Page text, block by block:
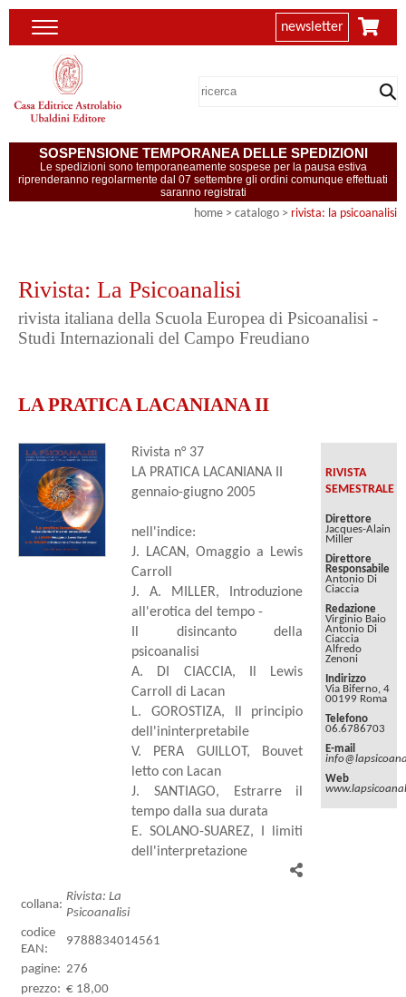
newsletter
SOSPENSIONE TEMPORANEA DELLE SPEDIZIONI
Le spedizioni sono temporaneamente sospese per la pausa estiva
riprenderanno regolarmente dal 07 settembre gli ordini comunque effettuati
saranno registrati
home > catalogo > rivista: la psicoanalisi
Rivista: La Psicoanalisi
rivista italiana della Scuola Europea di Psicoanalisi -
Studi Internazionali del Campo Freudiano
LA PRATICA LACANIANA II
Rivista n° 37
LA PRATICA LACANIANA II
gennaio-giugno 2005
nell'indice:
J. LACAN, Omaggio a Lewis
Carroll
J. A. MILLER, Introduzione
all'erotica del tempo -
Il disincanto della
psicoanalisi
A. DI CIACCIA, Il Lewis
Carroll di Lacan
L. GOROSTIZA, Il principio
dell'ininterpretabile
V. PERA GUILLOT, Bouvet
letto con Lacan
J. SANTIAGO, Estrarre il
tempo dalla sua durata
E. SOLANO-SUAREZ, I limiti
dell'interpretazione
RIVISTA
SEMESTRALE
Direttore
Jacques-Alain
Miller
Direttore
Responsabile
Antonio Di
Ciaccia
Redazione
Virginio Baio
Antonio Di
Ciaccia
Alfredo
Zenoni
Indirizzo
Via Biferno, 4
00199 Roma
Telefono
06.6786703
E-mail
Web
collana:
Rivista: La
Psicoanalisi
codice
EAN:
9788834014561
pagine: 276
prezzo: € 18,00